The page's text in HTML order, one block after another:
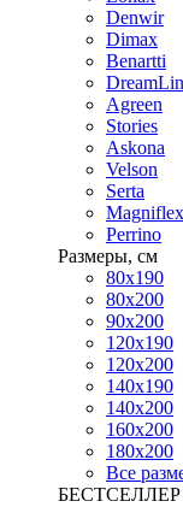
Denwir
Dimax
Benartti
Agreen
Stories
Askona
Velson
Serta
Magniflex
Perrino
Размеры, см
80х190
80х200
90х200
120х190
120х200
140х190
140х200
160х200
180х200
Все